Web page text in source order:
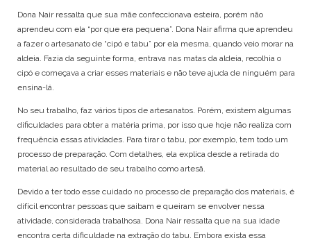
Dona Nair ressalta que sua mãe confeccionava esteira, porém não
aprendeu com ela “por que era pequena”. Dona Nair afirma que aprendeu
a fazer o artesanato de “cipó e tabu” por ela mesma, quando veio morar na
aldeia. Fazia da seguinte forma, entrava nas matas da aldeia, recolhia o
cipó e começava a criar esses materiais e não teve ajuda de ninguém para
ensina-lá.
No seu trabalho, faz vários tipos de artesanatos. Porém, existem algumas
dificuldades para obter a matéria prima, por isso que hoje não realiza com
frequência essas atividades. Para tirar o tabu, por exemplo, tem todo um
processo de preparação. Com detalhes, ela explica desde a retirada do
material ao resultado de seu trabalho como artesã.
Devido a ter todo esse cuidado no processo de preparação dos materiais, é
difícil encontrar pessoas que saibam e queiram se envolver nessa
atividade, considerada trabalhosa. Dona Nair ressalta que na sua idade
encontra certa dificuldade na extração do tabu. Embora exista essa